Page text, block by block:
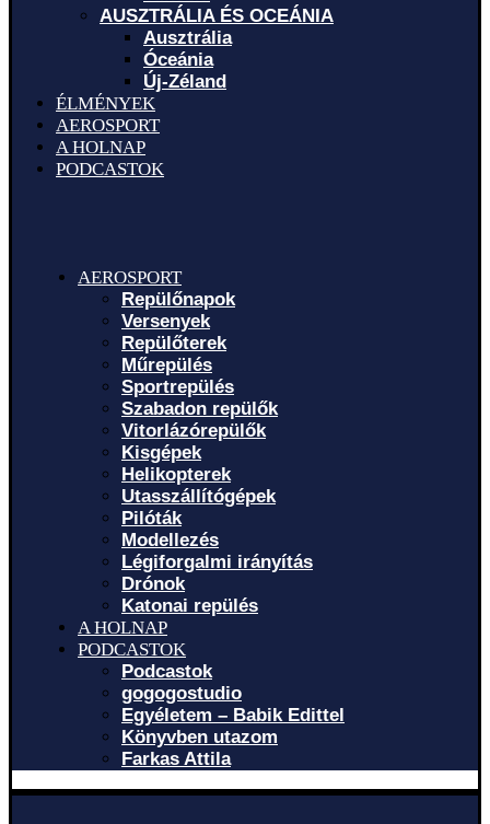
AUSZTRÁLIA ÉS OCEÁNIA
Ausztrália
Óceánia
Új-Zéland
ÉLMÉNYEK
AEROSPORT
A HOLNAP
PODCASTOK
AEROSPORT
Repülőnapok
Versenyek
Repülőterek
Műrepülés
Sportrepülés
Szabadon repülők
Vitorlázórepülők
Kisgépek
Helikopterek
Utasszállítógépek
Pilóták
Modellezés
Légiforgalmi irányítás
Drónok
Katonai repülés
A HOLNAP
PODCASTOK
Podcastok
gogogostudio
Egyéletem – Babik Edittel
Könyvben utazom
Farkas Attila